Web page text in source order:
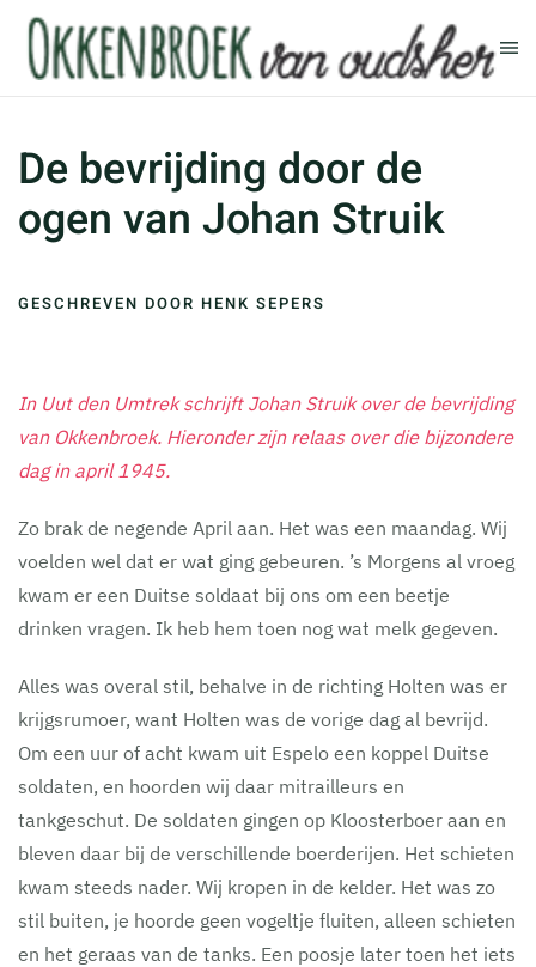
Terug naar hoofdinhoud
De bevrijding door de
ogen van Johan Struik
GESCHREVEN DOOR HENK SEPERS
In Uut den Umtrek schrijft Johan Struik over de bevrijding
van Okkenbroek. Hieronder zijn relaas over die bijzondere
dag in april 1945.
Zo brak de negende April aan. Het was een maandag. Wij
voelden wel dat er wat ging gebeuren. ’s Morgens al vroeg
kwam er een Duitse soldaat bij ons om een beetje
drinken vragen. Ik heb hem toen nog wat melk gegeven.
Alles was overal stil, behalve in de richting Holten was er
krijgsrumoer, want Holten was de vorige dag al bevrijd.
Om een uur of acht kwam uit Espelo een koppel Duitse
soldaten, en hoorden wij daar mitrailleurs en
tankgeschut. De soldaten gingen op Kloosterboer aan en
bleven daar bij de verschillende boerderijen. Het schieten
kwam steeds nader. Wij kropen in de kelder. Het was zo
stil buiten, je hoorde geen vogeltje fluiten, alleen schieten
en het geraas van de tanks. Een poosje later toen het iets